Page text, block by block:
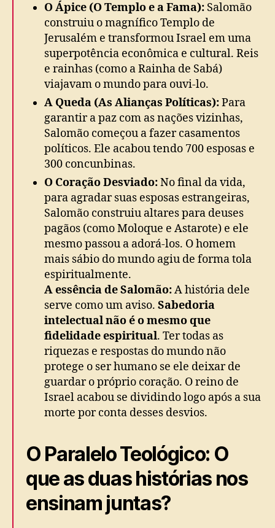
O Ápice (O Templo e a Fama): Salomão
construiu o magnífico Templo de
Jerusalém e transformou Israel em uma
superpotência econômica e cultural. Reis
e rainhas (como a Rainha de Sabá)
viajavam o mundo para ouvi-lo.
A Queda (As Alianças Políticas):Para
garantir a paz com as nações vizinhas,
Salomão começou a fazer casamentos
políticos. Ele acabou tendo 700 esposas e
300 concunbinas.
O Coração Desviado:No final da vida,
para agradar suas esposas estrangeiras,
Salomão construiu altares para deuses
pagãos (como Moloque e Astarote) e ele
mesmo passou a adorá-los. O homem
mais sábio do mundo agiu de forma tola
espiritualmente.
A essência de Salomão:A história dele
serve como um aviso. Sabedoria
intelectual não é o mesmo que
fidelidade espiritual. Ter todas as
riquezas e respostas do mundo não
protege o ser humano se ele deixar de
guardar o próprio coração. O reino de
Israel acabou se dividindo logo após a sua
morte por conta desses desvios.
O Paralelo Teológico: O
que as duas histórias nos
ensinam juntas?